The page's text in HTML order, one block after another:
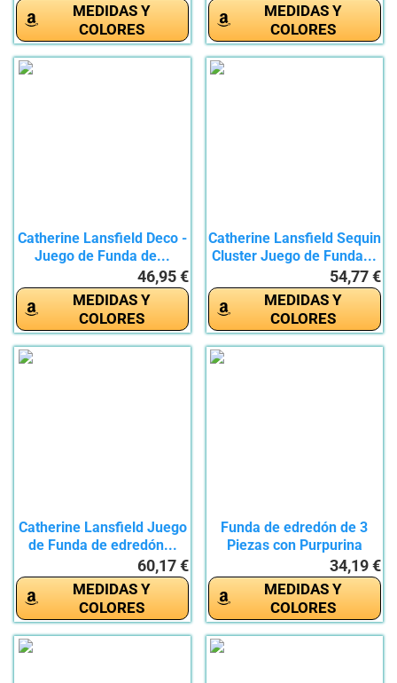
MEDIDAS Y
COLORES
MEDIDAS Y
COLORES
Catherine Lansfield Deco -
Juego de Funda de...
46,95 €
MEDIDAS Y
COLORES
Catherine Lansfield Sequin
Cluster Juego de Funda...
54,77 €
MEDIDAS Y
COLORES
Catherine Lansfield Juego
de Funda de edredón...
60,17 €
MEDIDAS Y
COLORES
Funda de edredón de 3
Piezas con Purpurina
34,19 €
MEDIDAS Y
COLORES